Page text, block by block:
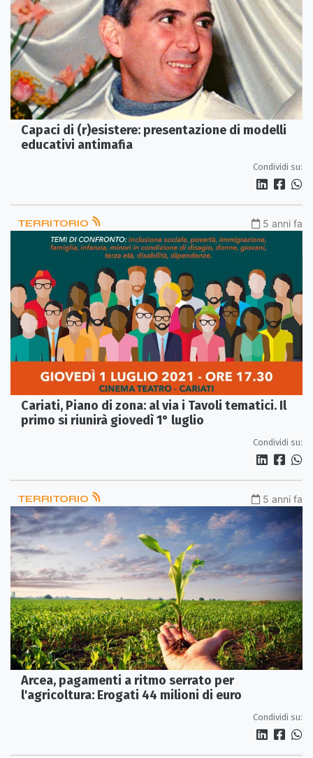
Capaci di (r)esistere: presentazione di modelli
educativi antimafia
Condividi su:
TERRITORIO 5 anni fa
Cariati, Piano di zona: al via i Tavoli tematici. Il
primo si riunirà giovedì 1° luglio
Condividi su:
TERRITORIO 5 anni fa
Arcea, pagamenti a ritmo serrato per
l'agricoltura: Erogati 44 milioni di euro
Condividi su: